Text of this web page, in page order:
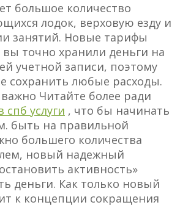
большое количество
лодок, верховую езду и
занятий. Новые тарифы
точно хранили деньги на
учетной записи, поэтому
сохранить любые расходы.
Читайте более ради
услуги , что бы начинать
быть на правильной
большего количества
новый надежный
активность»
деньги. Как только новый
к концепции сокращения